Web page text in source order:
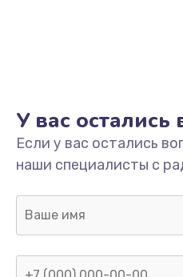
У вас остались
Если у вас остались
наши специалисты с